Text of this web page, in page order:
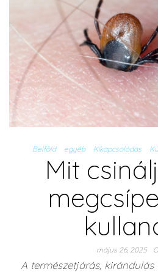
Belföld egyéb Kikapcsolódás
Mit
május 26, 2025
A természetjárás,